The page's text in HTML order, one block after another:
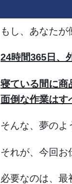
もし、あなた
24時間365日、
寝ている間に商
面倒な作業は
そんな、夢のよ
それが、今回お
必要なのは、最